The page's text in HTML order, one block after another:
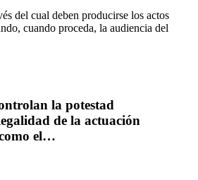
del cual deben producirse los actos
cuando proceda, la audiencia del
la potestad
de la actuación
el…